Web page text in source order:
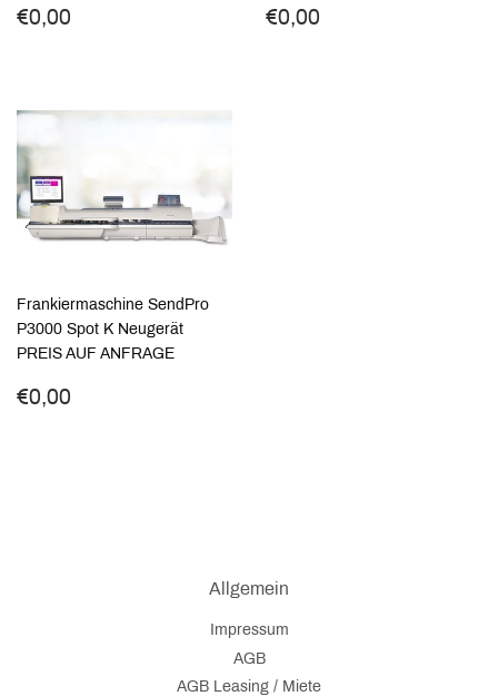
Normaler
€0,00
Normaler
€0,00
Frankiermaschine SendPro
P3000 Spot K Neugerät
PREIS AUF ANFRAGE
Normaler
€0,00
Allgemein
Impressum
AGB
AGB Leasing / Miete